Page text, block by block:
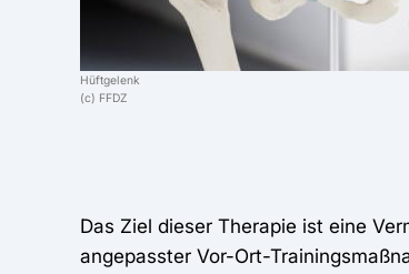
Hüftgelenk
(c) FFDZ
Das Ziel dieser Therapie ist eine
angepasster Vor-Ort-